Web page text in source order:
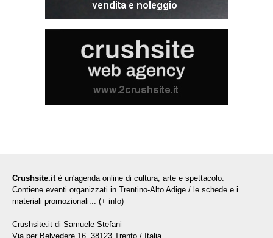
Crushsite.it è un'agenda online di cultura, arte e spettacolo.
Contiene eventi organizzati in Trentino-Alto Adige / le schede e i
materiali promozionali... (+ info)
Crushsite.it di Samuele Stefani
Via per Belvedere 16, 38123 Trento / Italia